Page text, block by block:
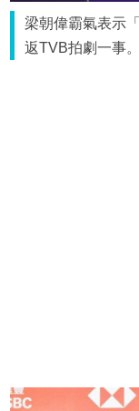
梁朝偉霸氣表示
返TVB拍劇一事